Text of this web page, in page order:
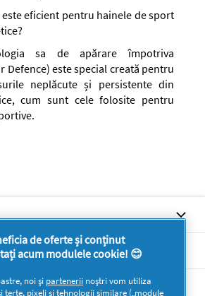
eficient pentru hainele de sport
sa de apărare împotriva
Defence) este special creată pentru
neplăcute și persistente din
cum sunt cele folosite pentru
de oferte și conținut
acum modulele cookie! 😊
noi și partenerii noștri vom utiliza
terțe, pixeli și tehnologii similare („module